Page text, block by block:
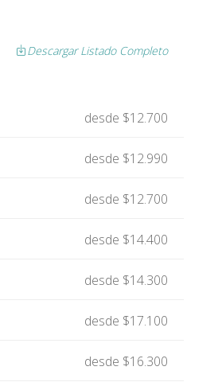
Descargar Listado Completo
desde $12.700
desde $12.990
desde $12.700
desde $14.400
desde $14.300
desde $17.100
desde $16.300